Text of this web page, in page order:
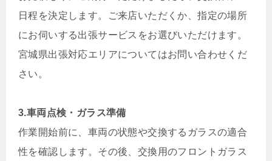
日程を決定します。ご来店いただくか、指定の場所
にお伺いする出張サービスをお選びいただけます。
宮城県出張対応エリアについてはお問い合わせくだ
さい。
3.車両点検・ガラス準備
作業開始前に、車両の状態や交換するガラスの適合
性を確認します。その後、交換用のフロントガラス